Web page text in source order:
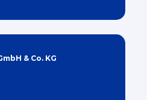
& Co. KG